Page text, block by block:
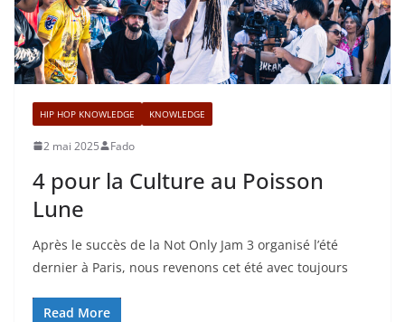
HIP HOP KNOWLEDGE KNOWLEDGE
2 mai 2025 Fado
4 pour la Culture au Poisson
Lune
Après le succès de la Not Only Jam 3 organisé l’été
dernier à Paris, nous revenons cet été avec toujours
Read More